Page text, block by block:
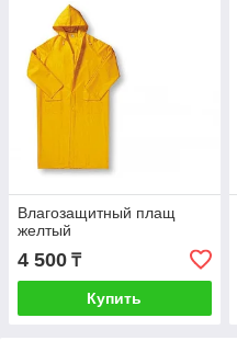
Влагозащитный плащ
желтый
4 500 ₸
Купить